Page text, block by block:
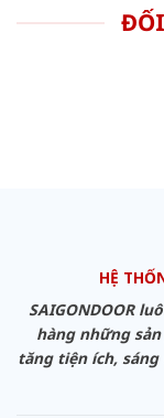
HỆ
SAIGONDOOR
hàng những
tăng tiện ích,